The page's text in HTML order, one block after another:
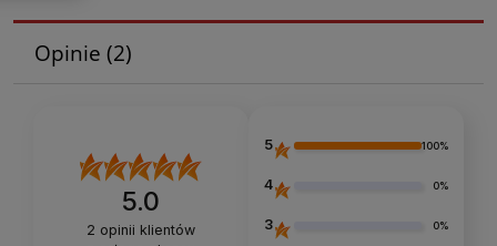
Opinie (2)
5.0
2 opinii klientów
5 100%
4 0%
3 0%